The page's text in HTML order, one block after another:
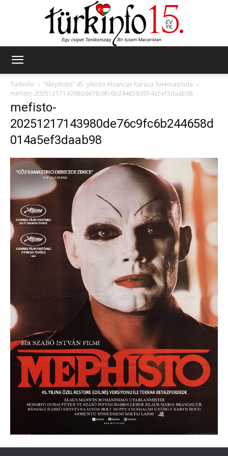
Türkinfo
“Mephisto” 45. yılında Alsancak Karaca Sineması’nda
mefisto-20251217143980de76c9fc6b244658d014a5ef3daab98
mefisto-
20251217143980de76c9fc6b244658d
014a5ef3daab98